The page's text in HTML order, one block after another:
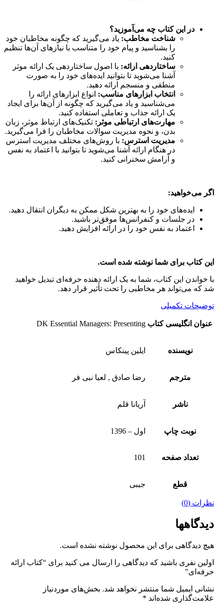
در این کتاب چه می‌آموزید؟
شناخت مخاطب: یاد می‌گیرید که چگونه مخاطبان خود
را بشناسید و پیام خود را متناسب با نیازهای آن‌ها تنظیم
کنید.
ساختاردهی ارائه: با اصول ساختاردهی یک ارائه موثر
آشنا می‌شوید تا بتوانید ایده‌های خود را به صورت
منطقی و منسجم ارائه دهید.
انتخاب ابزارهای مناسب: انواع ابزارهای ارائه را
می‌شناسید و یاد می‌گیرید که چگونه از آن‌ها برای ایجاد
یک ارائه جذاب و تعاملی استفاده کنید.
مهارت‌های ارتباطی موثر: تکنیک‌های ارتباط موثر، زبان
بدن، و نحوه مدیریت سوالات مخاطبان را فرا می‌گیرید.
مدیریت استرس: با روش‌های مختلف مدیریت استرس
در هنگام ارائه آشنا می‌شوید تا بتوانید با اعتماد به نفس
و آرامش سخنرانی کنید.
اگر می‌خواهید:
ایده‌های خود را به بهترین شکل ممکن به دیگران انتقال دهید.
در جلسات و کنفرانس‌ها موفق‌تر باشید.
اعتماد به نفس خود را در ارائه افزایش دهید.
این کتاب برای شما نوشته شده است.
با خواندن این کتاب، شما به یک ارائه دهنده حرفه‌ای تبدیل خواهید
شد که می‌تواند هر مخاطبی را تحت تأثیر قرار دهد.
توضیحات تکمیلی
عنوان انگلیسی کتاب DK Essential Managers: Presenting
نویسنده ایلین پینکاس
مترجم رضا صادق , لعیا نبی فر
ناشر آریانا قلم
نوبت چاپ اول – 1396
تعداد صفحه 101
قطع جیبی
نظرات (0)
دیدگاهها
هیچ دیدگاهی برای این محصول نوشته نشده است.
اولین نفری باشید که دیدگاهی را ارسال می کنید برای “کتاب ارائه
حرفه‌ای”
نشانی ایمیل شما منتشر نخواهد شد. بخش‌های موردنیاز
علامت‌گذاری شده‌اند *